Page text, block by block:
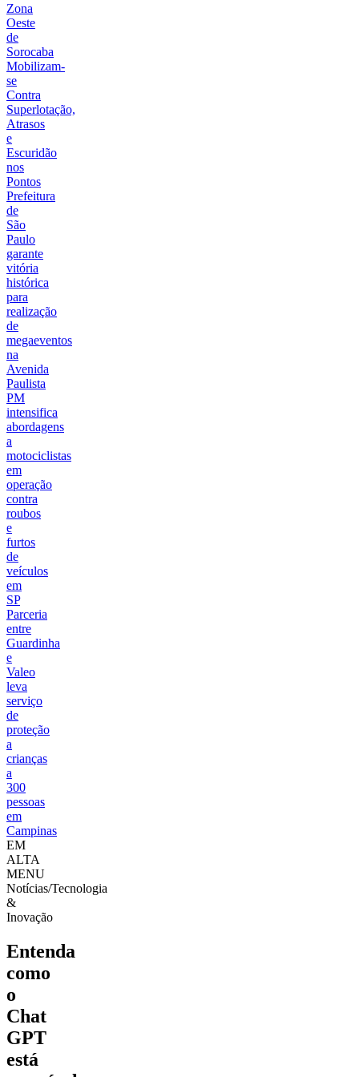
Zona
Oeste
de
Sorocaba
Mobilizam-
se
Contra
Superlotação,
Atrasos
e
Escuridão
nos
Pontos
Prefeitura
de
São
Paulo
garante
vitória
histórica
para
realização
de
megaeventos
na
Avenida
Paulista
PM
intensifica
abordagens
a
motociclistas
em
operação
contra
roubos
e
furtos
de
veículos
em
SP
Parceria
entre
Guardinha
e
Valeo
leva
serviço
de
proteção
a
crianças
a
300
pessoas
em
Campinas
EM
ALTA
MENU
Notícias/Tecnologia
&
Inovação
Entenda
como
o
Chat
GPT
está